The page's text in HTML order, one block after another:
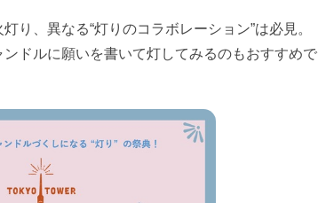
り、異なる“灯りのコラボレーション”は必見。
ドルに願いを書いて灯してみるのもおすすめで